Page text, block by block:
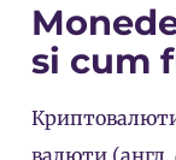
si cum